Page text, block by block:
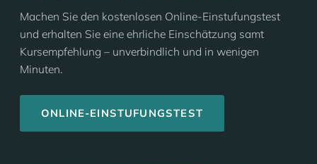
Machen Sie den kostenlosen Online-Einstufungstest
und erhalten Sie eine ehrliche Einschätzung samt
Kursempfehlung – unverbindlich und in wenigen
Minuten.
ONLINE-EINSTUFUNGSTEST